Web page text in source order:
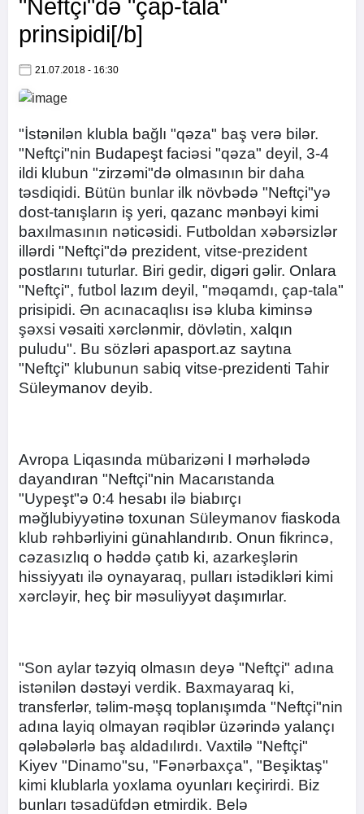
"Neftçi"də "çap-tala"
prinsipidi[/b]
21.07.2018 - 16:30
"İstənilən klubla bağlı "qəza" baş verə bilər.
"Neftçi"nin Budapeşt faciəsi "qəza" deyil, 3-4
ildi klubun "zirzəmi"də olmasının bir daha
təsdiqidi. Bütün bunlar ilk növbədə "Neftçi"yə
dost-tanışların iş yeri, qazanc mənbəyi kimi
baxılmasının nəticəsidi. Futboldan xəbərsizlər
illərdi "Neftçi"də prezident, vitse-prezident
postlarını tuturlar. Biri gedir, digəri gəlir. Onlara
"Neftçi", futbol lazım deyil, "məqamdı, çap-tala"
prisipidi. Ən acınacaqlısı isə kluba kiminsə
şəxsi vəsaiti xərclənmir, dövlətin, xalqın
puludu". Bu sözləri apasport.az saytına
"Neftçi" klubunun sabiq vitse-prezidenti Tahir
Süleymanov deyib.
Avropa Liqasında mübarizəni I mərhələdə
dayandıran "Neftçi"nin Macarıstanda
"Uypeşt"ə 0:4 hesabı ilə biabırçı
məğlubiyyətinə toxunan Süleymanov fiaskoda
klub rəhbərliyini günahlandırıb. Onun fikrincə,
cəzasızlıq o həddə çatıb ki, azarkeşlərin
hissiyyatı ilə oynayaraq, pulları istədikləri kimi
xərcləyir, heç bir məsuliyyət daşımırlar.
"Son aylar təzyiq olmasın deyə "Neftçi" adına
istənilən dəstəyi verdik. Baxmayaraq ki,
transferlər, təlim-məşq toplanışımda "Neftçi"nin
adına layiq olmayan rəqiblər üzərində yalançı
qələbələrlə baş aldadılırdı. Vaxtilə "Neftçi"
Kiyev "Dinamo"su, "Fənərbaxça", "Beşiktaş"
kimi klublarla yoxlama oyunları keçirirdi. Biz
bunları təsadüfdən etmirdik. Belə